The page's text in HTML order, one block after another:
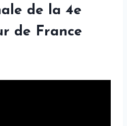
de la 4e
de France